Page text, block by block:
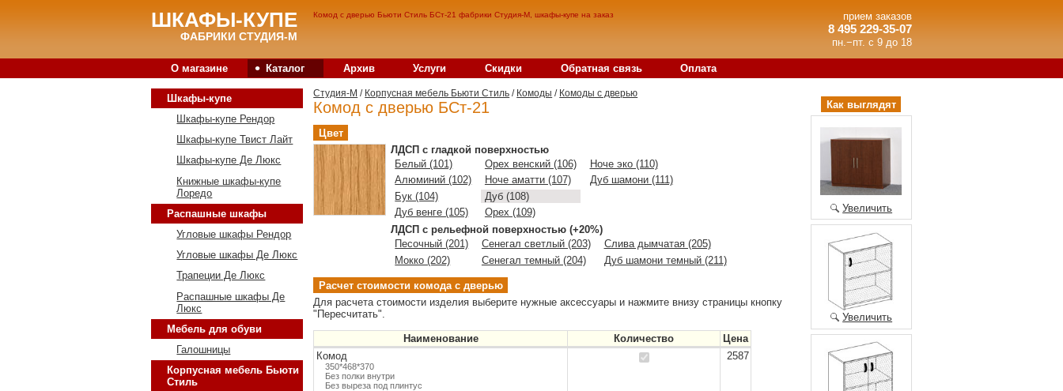
Комод с дверью Бьюти Стиль БСт-21 фабрики Студия-М, шкафы-купе на заказ
ШКАФЫ-КУПЕ
ФАБРИКИ СТУДИЯ-М
прием заказов
8 495 229-35-07
пн.−пт. с 9 до 18
О магазине • Каталог Архив Услуги Скидки Обратная связь Оплата
Студия-M / Корпусная мебель Бьюти Стиль / Комоды / Комоды с дверью
Комод с дверью БСт-21
Цвет
ЛДСП с гладкой поверхностью
Белый (101)
Алюминий (102)
Бук (104)
Дуб венге (105)
Орех венский (106)
Ноче аматти (107)
Дуб (108)
Орех (109)
Ноче эко (110)
Дуб шамони (111)
ЛДСП с рельефной поверхностью (+20%)
Песочный (201)
Мокко (202)
Сенегал светлый (203)
Сенегал темный (204)
Слива дымчатая (205)
Дуб шамони темный (211)
Расчет стоимости комода с дверью
Для расчета стоимости изделия выберите нужные аксессуары и нажмите внизу страницы кнопку
"Пересчитать".
Наименование Количество
Цена
Комод
350*468*370
Без полки внутри
Без выреза под плинтус
2587
Как выглядят
Увеличить
Увеличить
Шкафы-купе
Шкафы-купе Рендор
Шкафы-купе Твист Лайт
Шкафы-купе Де Люкс
Книжные шкафы-купе
Лоредо
Распашные шкафы
Угловые шкафы Рендор
Угловые шкафы Де Люкс
Трапеции Де Люкс
Распашные шкафы Де
Люкс
Мебель для обуви
Галошницы
Корпусная мебель Бьюти
Стиль